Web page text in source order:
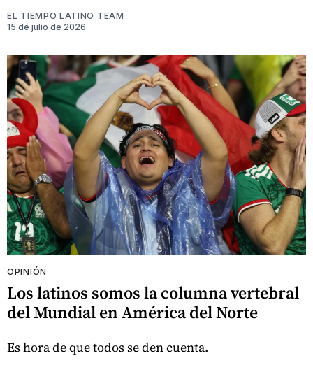
EL TIEMPO LATINO TEAM
15 de julio de 2026
OPINIÓN
Los latinos somos la columna vertebral
del Mundial en América del Norte
Es hora de que todos se den cuenta.